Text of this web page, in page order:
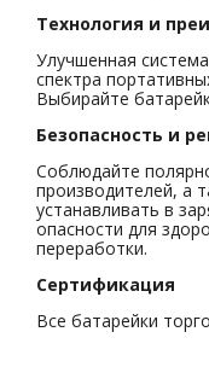
Технология и
Улучшенная
спектра
Выбирайте
Безопасность и
Соблюдайте
производителей, а
устанавливать в
опасности для
переработки.
Сертификация
Все батарейки